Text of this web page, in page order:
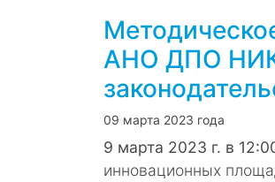
АНО ДПО
09 марта 2023 года
9 марта 2023 г. в
инновационных